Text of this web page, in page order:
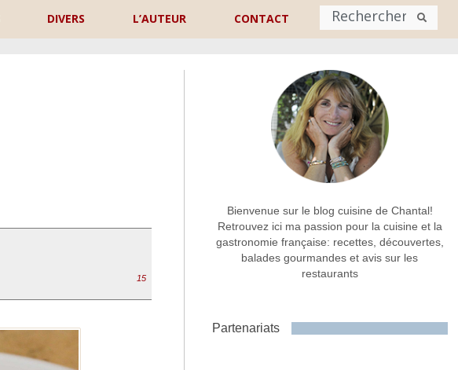
DIVERS L’AUTEUR CONTACT
Nom
Commentaire ou message *
15
Bienvenue sur le blog cuisine de Chantal!
Retrouvez ici ma passion pour la cuisine et la
gastronomie française: recettes, découvertes,
balades gourmandes et avis sur les
restaurants
Partenariats